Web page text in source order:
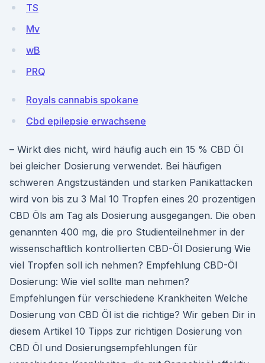
TS
Mv
wB
PRQ
Royals cannabis spokane
Cbd epilepsie erwachsene
– Wirkt dies nicht, wird häufig auch ein 15 % CBD Öl
bei gleicher Dosierung verwendet. Bei häufigen
schweren Angstzuständen und starken Panikattacken
wird von bis zu 3 Mal 10 Tropfen eines 20 prozentigen
CBD Öls am Tag als Dosierung ausgegangen. Die oben
genannten 400 mg, die pro Studienteilnehmer in der
wissenschaftlich kontrollierten CBD-Öl Dosierung Wie
viel Tropfen soll ich nehmen? Empfehlung CBD-Öl
Dosierung: Wie viel sollte man nehmen?
Empfehlungen für verschiedene Krankheiten Welche
Dosierung von CBD Öl ist die richtige? Wir geben Dir in
diesem Artikel 10 Tipps zur richtigen Dosierung von
CBD Öl und Dosierungsempfehlungen für